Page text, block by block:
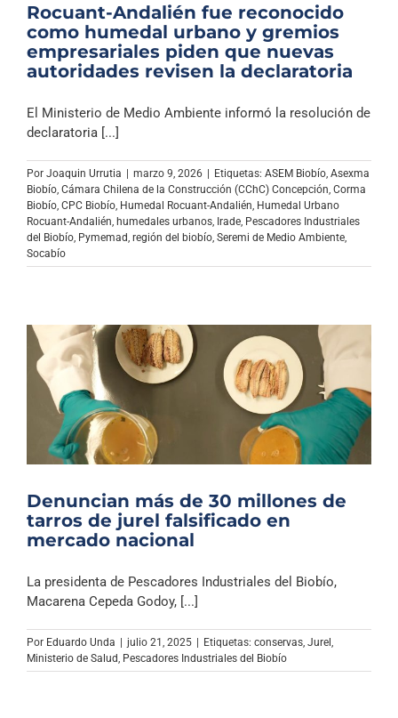
Rocuant-Andalién fue reconocido
como humedal urbano y gremios
empresariales piden que nuevas
autoridades revisen la declaratoria
El Ministerio de Medio Ambiente informó la resolución de
declaratoria [...]
Por Joaquin Urrutia | marzo 9, 2026 | Etiquetas: ASEM Biobío Asexma
Biobío Cámara Chilena de la Construcción (CChC) Concepción Corma
Biobío CPC Biobío Humedal Rocuant-Andalién Humedal Urbano
Rocuant-Andalién humedales urbanos Irade Pescadores Industriales
del Biobío Pymemad región del biobío Seremi de Medio Ambiente
Socabío
Denuncian más de 30 millones de
tarros de jurel falsificado en
mercado nacional
La presidenta de Pescadores Industriales del Biobío,
Macarena Cepeda Godoy, [...]
Por Eduardo Unda julio 21, 2025 Etiquetas: conservas, Jurel ,
Ministerio de Salud, Pescadores Industriales del Biobío